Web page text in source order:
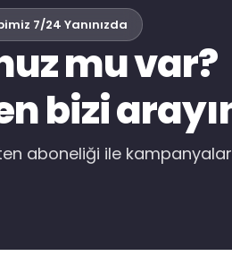
7/24 Yanınızda
mu var?
bizi
aboneliği ile